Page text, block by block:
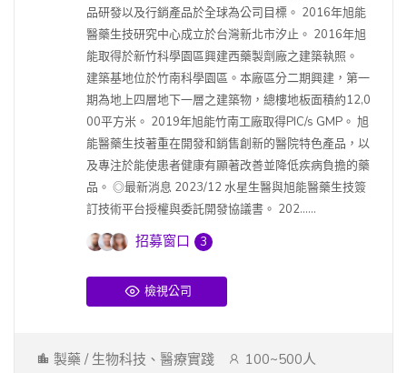
品研發以及行銷產品於全球為公司目標。 2016年旭能
醫藥生技研究中心成立於台灣新北市汐止。 2016年旭
能取得於新竹科學園區興建西藥製劑廠之建築執照。
建築基地位於竹南科學園區。本廠區分二期興建，第一
期為地上四層地下一層之建築物，總樓地板面積約12,0
00平方米。 2019年旭能竹南工廠取得PIC/s GMP。 旭
能醫藥生技著重在開發和銷售創新的醫院特色產品，以
及專注於能使患者健康有顯著改善並降低疾病負擔的藥
品。 ◎最新消息 2023/12 水星生醫與旭能醫藥生技簽
訂技術平台授權與委託開發協議書。 202......
招募窗口 3
檢視公司
製藥 / 生物科技、醫療實踐
100~500人